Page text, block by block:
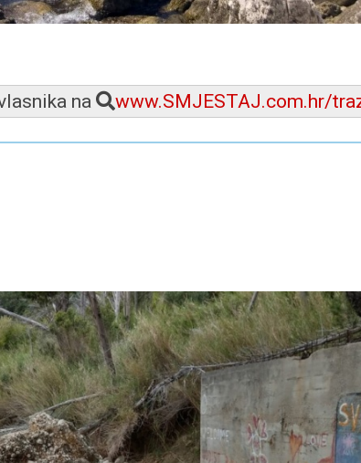
na
www.SMJESTAJ.com.hr/